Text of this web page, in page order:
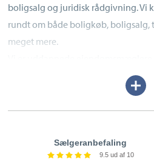
boligsalg og juridisk rådgivning. Vi
rundt om både boligkøb, boligsalg,
meget mere.
juridiske rådgivere via Dansk
Derudover har vi udvidet
Speciality.
VI TILBYDER:
Sælgeranbefaling
9.5 ud af 10